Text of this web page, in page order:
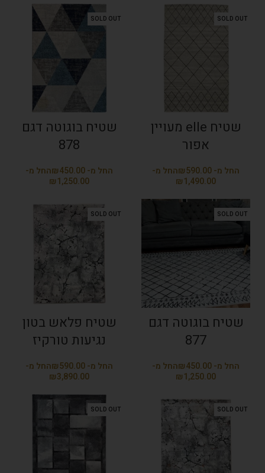
SOLD OUT
שטיח elle מעויין
אפור
₪
₪
SOLD OUT
שטיח בוגוטה דגם
878
₪
₪
SOLD OUT
שטיח בוגוטה דגם
877
₪
₪
SOLD OUT
שטיח פלאש בטון
נגיעות טורקיז
₪
₪
SOLD OUT
SOLD OUT